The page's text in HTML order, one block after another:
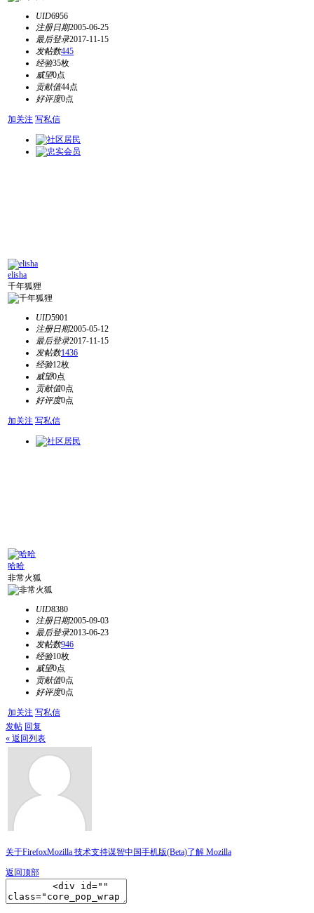
UID6956
注册日期2005-06-25
最后登录2017-11-15
发帖数445
经验35枚
威望0点
贡献值44点
好评度0点
加关注 写私信
elisha
千年狐狸
UID5901
注册日期2005-05-12
最后登录2017-11-15
发帖数1436
经验12枚
威望0点
贡献值0点
好评度0点
加关注 写私信
哈哈
非常火狐
UID8380
注册日期2005-09-03
最后登录2013-06-23
发帖数946
经验10枚
威望0点
贡献值0点
好评度0点
加关注 写私信
发帖 回复
« 返回列表
关于FirefoxMozilla 技术支持谋智中国手机版(Beta)了解 Mozilla
返回顶部